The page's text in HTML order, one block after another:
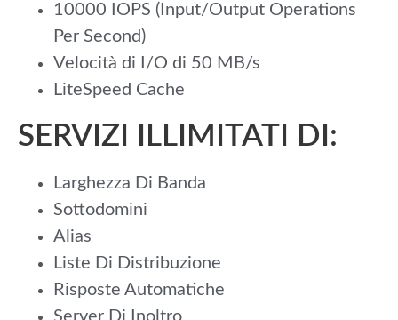
10000 IOPS (Input/Output Operations
Per Second)
Velocità di I/O di 50 MB/s
LiteSpeed Cache
SERVIZI ILLIMITATI DI:
Larghezza Di Banda
Sottodomini
Alias
Liste Di Distribuzione
Risposte Automatiche